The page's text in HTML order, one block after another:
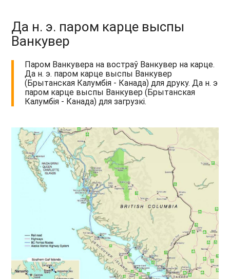
Да н. э. паром карце выспы
Ванкувер
Паром Ванкувера на востраў Ванкувер на карце.
Да н. э. паром карце выспы Ванкувер
(Брытанская Калумбія - Канада) для друку. Да н. э
паром карце выспы Ванкувер (Брытанская
Калумбія - Канада) для загрузкі.